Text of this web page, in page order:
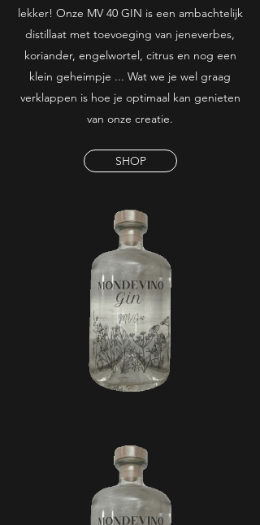
lekker! Onze MV 40 GIN is een ambachtelijk
distillaat met toevoeging van jeneverbes,
koriander, engelwortel, citrus en nog een
klein geheimpje ... Wat we je wel graag
verklappen is hoe je optimaal kan genieten
van onze creatie.
SHOP